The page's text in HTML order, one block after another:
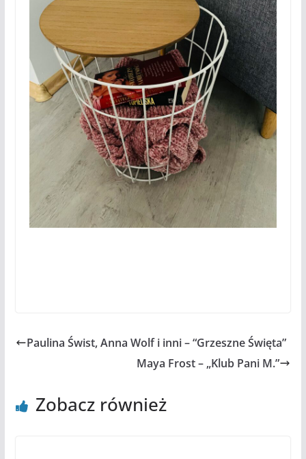
Paulina Świst, Anna Wolf i inni – “Grzeszne Święta”
Maya Frost – „Klub Pani M.”
Zobacz również